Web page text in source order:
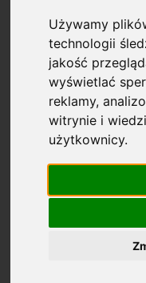
Używamy
technologii
jakość
wyświetlać
reklamy,
witrynie i
użytkownicy.
Opcje
Kategorie: Biblioteki
Dostępność: (wybierz)
Cena: (wybierz)